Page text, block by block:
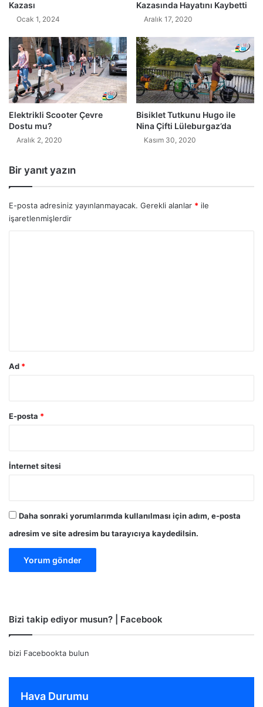
Kazası
Ocak 1, 2024
Kazasında Hayatını Kaybetti
Aralık 17, 2020
Elektrikli Scooter Çevre
Dostu mu?
Aralık 2, 2020
Bisiklet Tutkunu Hugo ile
Nina Çifti Lüleburgaz’da
Kasım 30, 2020
Bir yanıt yazın
E-posta adresiniz yayınlanmayacak. Gerekli alanlar * ile
işaretlenmişlerdir
Ad *
E-posta *
İnternet sitesi
Daha sonraki yorumlarımda kullanılması için adım, e-posta
adresim ve site adresim bu tarayıcıya kaydedilsin.
Bizi takip ediyor musun? | Facebook
bizi Facebookta bulun
Hava Durumu